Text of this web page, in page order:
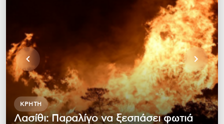
ΚΡΉΤΗ
Λασίθι: Παραλίγο να ξεσπάσει φωτιά